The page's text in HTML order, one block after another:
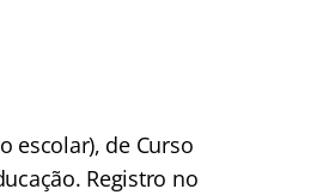
escolar), de Curso
Registro no